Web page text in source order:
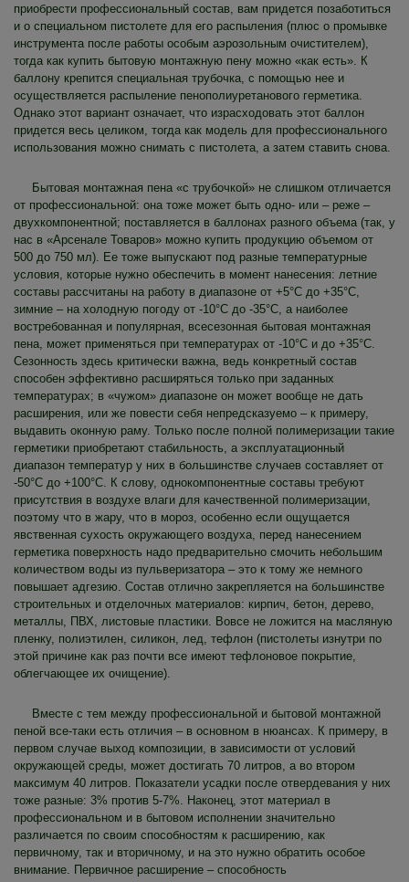
приобрести профессиональный состав, вам придется позаботиться
и о специальном пистолете для его распыления (плюс о промывке
инструмента после работы особым аэрозольным очистителем),
тогда как купить бытовую монтажную пену можно «как есть». К
баллону крепится специальная трубочка, с помощью нее и
осуществляется распыление пенополиуретанового герметика.
Однако этот вариант означает, что израсходовать этот баллон
придется весь целиком, тогда как модель для профессионального
использования можно снимать с пистолета, а затем ставить снова.
Бытовая монтажная пена «с трубочкой» не слишком отличается
от профессиональной: она тоже может быть одно- или – реже –
двухкомпонентной; поставляется в баллонах разного объема (так, у
нас в «Арсенале Товаров» можно купить продукцию объемом от
500 до 750 мл). Ее тоже выпускают под разные температурные
условия, которые нужно обеспечить в момент нанесения: летние
составы рассчитаны на работу в диапазоне от +5°C до +35°C,
зимние – на холодную погоду от -10°C до -35°C, а наиболее
востребованная и популярная, всесезонная бытовая монтажная
пена, может применяться при температурах от -10°C и до +35°C.
Сезонность здесь критически важна, ведь конкретный состав
способен эффективно расширяться только при заданных
температурах; в «чужом» диапазоне он может вообще не дать
расширения, или же повести себя непредсказуемо – к примеру,
выдавить оконную раму. Только после полной полимеризации такие
герметики приобретают стабильность, а эксплуатационный
диапазон температур у них в большинстве случаев составляет от
-50°C до +100°C. К слову, однокомпонентные составы требуют
присутствия в воздухе влаги для качественной полимеризации,
поэтому что в жару, что в мороз, особенно если ощущается
явственная сухость окружающего воздуха, перед нанесением
герметика поверхность надо предварительно смочить небольшим
количеством воды из пульверизатора – это к тому же немного
повышает адгезию. Состав отлично закрепляется на большинстве
строительных и отделочных материалов: кирпич, бетон, дерево,
металлы, ПВХ, листовые пластики. Вовсе не ложится на масляную
пленку, полиэтилен, силикон, лед, тефлон (пистолеты изнутри по
этой причине как раз почти все имеют тефлоновое покрытие,
облегчающее их очищение).
Вместе с тем между профессиональной и бытовой монтажной
пеной все-таки есть отличия – в основном в нюансах. К примеру, в
первом случае выход композиции, в зависимости от условий
окружающей среды, может достигать 70 литров, а во втором
максимум 40 литров. Показатели усадки после отвердевания у них
тоже разные: 3% против 5-7%. Наконец, этот материал в
профессиональном и в бытовом исполнении значительно
различается по своим способностям к расширению, как
первичному, так и вторичному, и на это нужно обратить особое
внимание. Первичное расширение – способность